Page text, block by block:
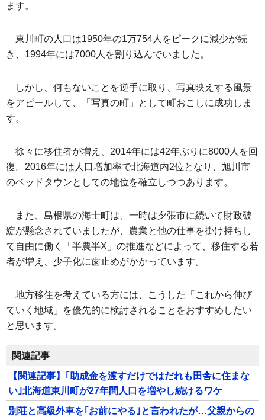
ます。
東川町の人口は1950年の1万754人をピークに減少が続
き、1994年には7000人を割り込んでいました。
しかし、何もないことを逆手に取り、写真映えする風景
をアピールして、「写真の町」として町おこしに成功しま
す。
徐々に移住者が増え、2014年には42年ぶりに8000人を回
復。2016年には人口増加率で北海道内2位となり、旭川市
のベッドタウンとしての地位を確立しつつあります。
また、島根県の海士町は、一時は夕張市に続いて財政破
綻が懸念されていましたが、農業と他の仕事を掛け持ちし
て自由に働く「半農半X」の推進などによって、移住する若
者が増え、少子化に歯止めがかかっています。
地方移住を考えている方には、こうした「これから伸び
ていく地域」を優先的に検討されることをおすすめしたい
と思います。
関連記事
【関連記事】｢助成金を渡すだけではだれも田舎に住まな
い｣北海道東川町が27年間人口を増やし続けるワケ
別荘と高級外車を｢お前にやる｣と言われたが…父親からの